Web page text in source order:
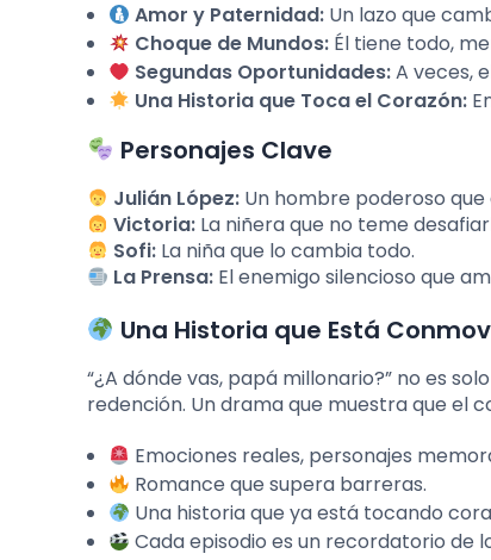
Amor y Paternidad: Un lazo que
Choque de Mundos: Él tiene todo,
Segundas Oportunidades:A veces,
Una Historia que Toca el Corazón:
Personajes Clave
Julián López: Un hombre poderoso
Victoria: La niñera que no teme
Sofi: La niña que lo cambia todo.
La Prensa: El enemigo silencioso que
Una Historia que Está
“¿A dónde vas, papá millonario?” no es
redención. Un drama que muestra que el
Emociones reales, personajes
Romance que supera barreras.
Una historia que ya está tocando
Cada episodio es un recordatorio de